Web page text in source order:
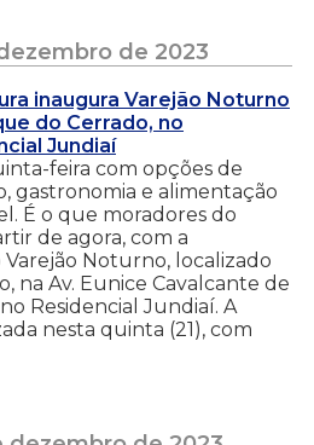
de 2023
inaugura Varejão Noturno
do Cerrado, no
Jundiaí
feira com opções de
gastronomia e alimentação
É o que moradores do
de agora, com a
Noturno, localizado
na Av. Eunice Cavalcante de
Residencial Jundiaí. A
nesta quinta (21), com